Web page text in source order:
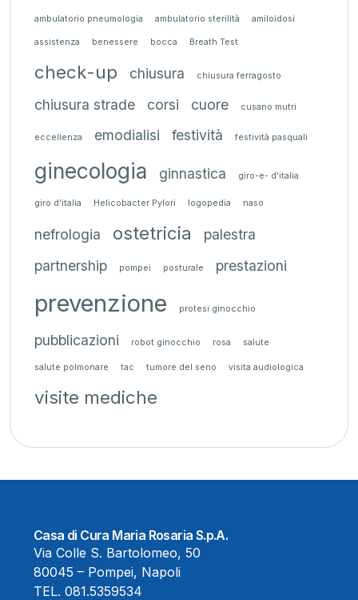
ambulatorio pneumologia ambulatorio sterilità amiloidosi
assistenza benessere bocca Breath Test
check-up chiusura chiusura ferragosto
chiusura strade corsi cuore cusano mutri
eccellenza emodialisi festività festività pasquali
ginecologia ginnastica giro-e- d'italia
giro d'italia Helicobacter Pylori logopedia naso
nefrologia ostetricia
palestra
partnership
pompei posturale prestazioni
prevenzione protesi ginocchio
pubblicazioni robot ginocchio rosa salute
salute polmonare tac tumore del seno visita audiologica
visite mediche
Casa di Cura Maria Rosaria S.p.A.
Via Colle S. Bartolomeo, 50
80045 – Pompei, Napoli
TEL. 081.5359534